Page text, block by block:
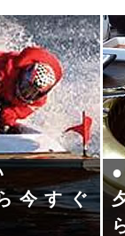
今すぐ